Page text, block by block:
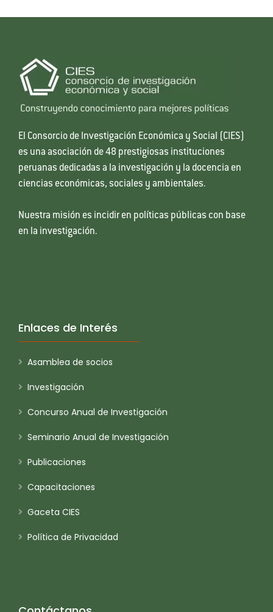
El Consorcio de Investigación Económica y Social (CIES)
es una asociación de 48 prestigiosas instituciones
peruanas dedicadas a la investigación y la docencia en
ciencias económicas, sociales y ambientales.
Nuestra misión es incidir en políticas públicas con base
en la investigación.
Enlaces de Interés
Asamblea de socios
Investigación
Concurso Anual de Investigación
Seminario Anual de Investigación
Publicaciones
Capacitaciones
Gaceta CIES
Política de Privacidad